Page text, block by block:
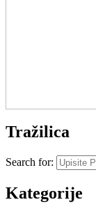
Tražilica
Search for:
Kategorije